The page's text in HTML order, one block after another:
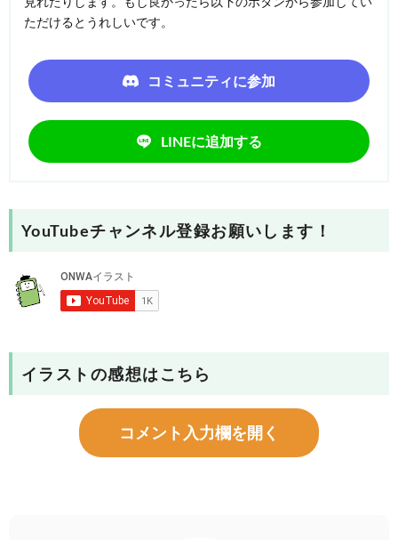
ただけるとうれしいです。
コミュニティに参加
LINEに追加する
YouTubeチャンネル登録お願いします！
イラストの感想はこちら
コメント入力欄を開く